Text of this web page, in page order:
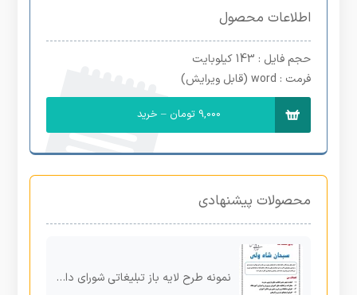
اطلاعات محصول
حجم فایل : 143 کیلوبایت
فرمت : word (قابل ویرایش)
9,000 تومان – خرید
محصولات پیشنهادی
نمونه طرح لایه باز تبلیغاتی شورای دانش آموزی بصورت ورد